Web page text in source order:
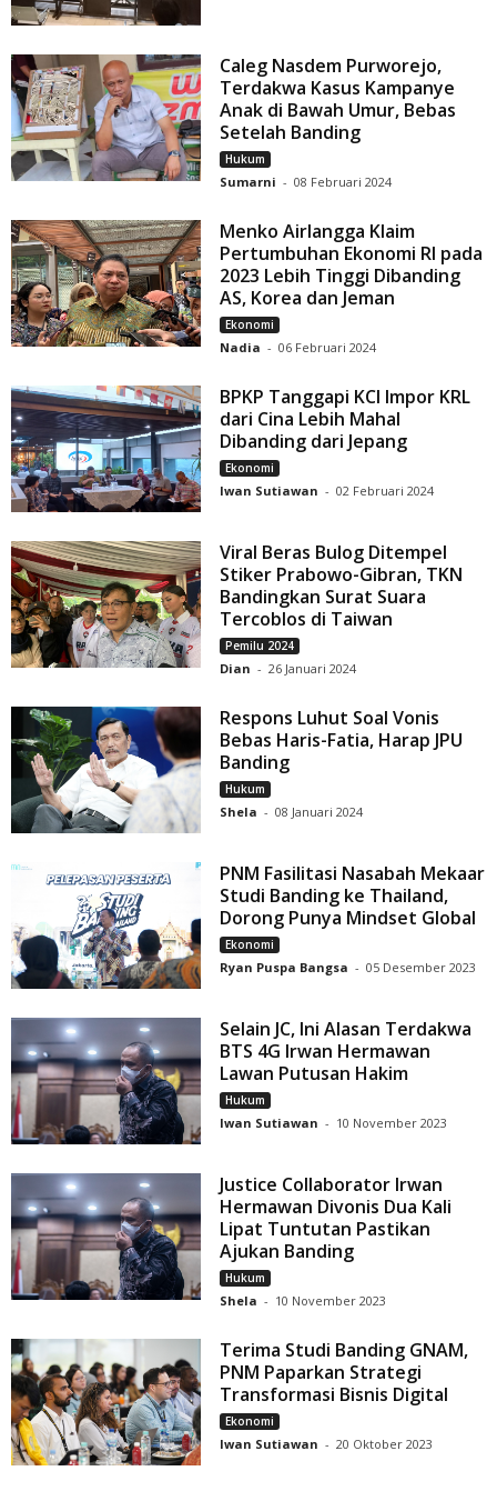
Caleg Nasdem Purworejo,
Terdakwa Kasus Kampanye
Anak di Bawah Umur, Bebas
Setelah Banding
Hukum
Sumarni - 08 Februari 2024
Menko Airlangga Klaim
Pertumbuhan Ekonomi RI pada
2023 Lebih Tinggi Dibanding
AS, Korea dan Jeman
Ekonomi
Nadia - 06 Februari 2024
BPKP Tanggapi KCI Impor KRL
dari Cina Lebih Mahal
Dibanding dari Jepang
Ekonomi
Iwan Sutiawan - 02 Februari 2024
Viral Beras Bulog Ditempel
Stiker Prabowo-Gibran, TKN
Bandingkan Surat Suara
Tercoblos di Taiwan
Pemilu 2024
Dian - 26 Januari 2024
Respons Luhut Soal Vonis
Bebas Haris-Fatia, Harap JPU
Banding
Hukum
Shela - 08 Januari 2024
PNM Fasilitasi Nasabah Mekaar
Studi Banding ke Thailand,
Dorong Punya Mindset Global
Ekonomi
Ryan Puspa Bangsa - 05 Desember 2023
Selain JC, Ini Alasan Terdakwa
BTS 4G Irwan Hermawan
Lawan Putusan Hakim
Hukum
Iwan Sutiawan - 10 November 2023
Justice Collaborator Irwan
Hermawan Divonis Dua Kali
Lipat Tuntutan Pastikan
Ajukan Banding
Hukum
Shela - 10 November 2023
Terima Studi Banding GNAM,
PNM Paparkan Strategi
Transformasi Bisnis Digital
Ekonomi
Iwan Sutiawan - 20 Oktober 2023